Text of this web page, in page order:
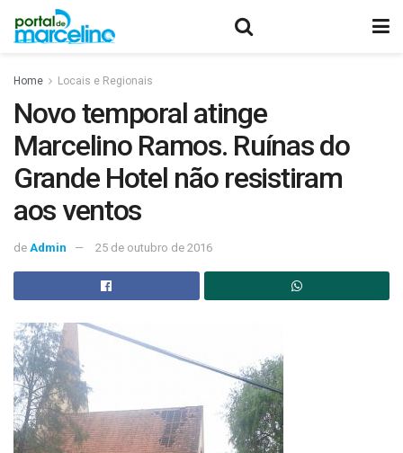
Home Locais e Regionais
Novo temporal atinge
Marcelino Ramos. Ruínas do
Grande Hotel não resistiram
aos ventos
de Admin 25 de outubro de 2016